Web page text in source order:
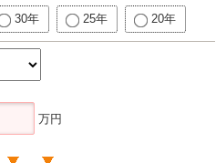
30年 25年 20年
万円